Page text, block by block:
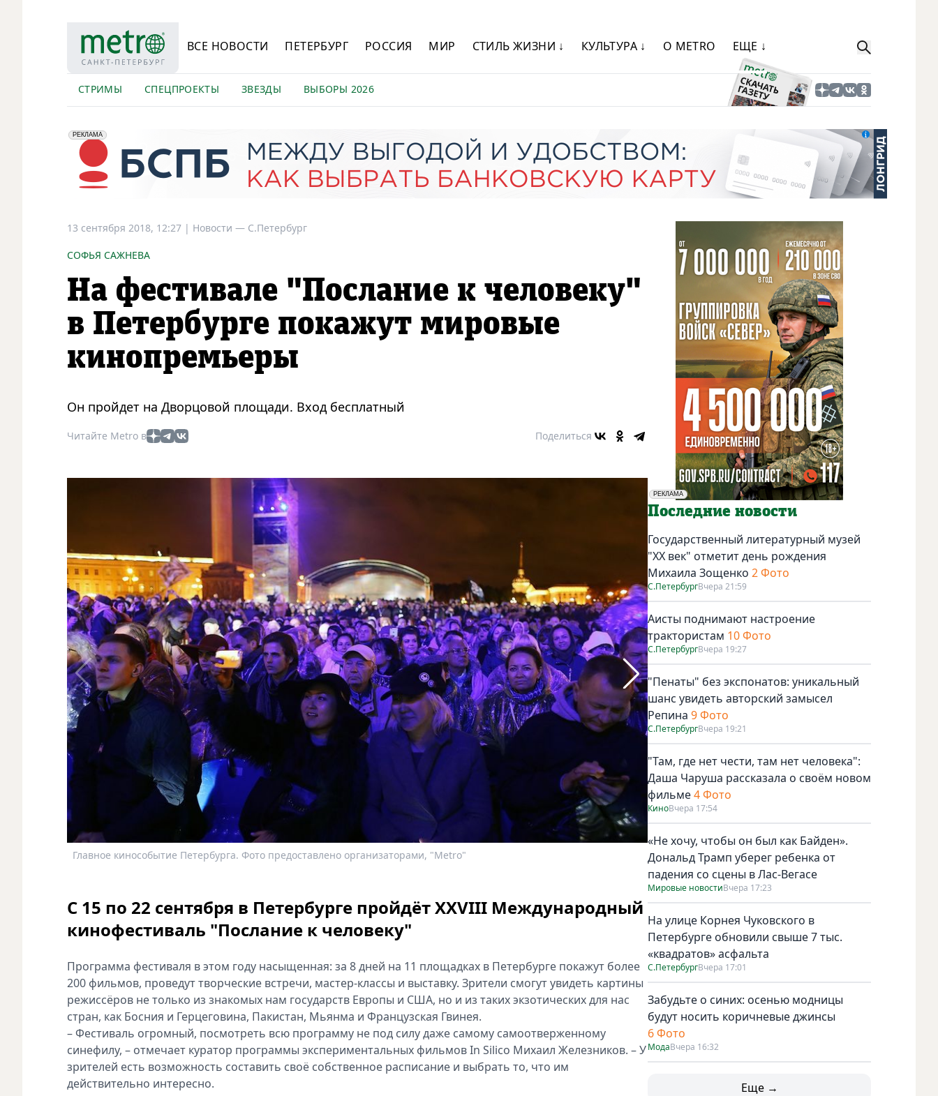
ВСЕ НОВОСТИ ПЕТЕРБУРГ РОССИЯ МИР СТИЛЬ ЖИЗНИ ↓ КУЛЬТУРА ↓ О METRO ЕЩЕ ↓
СТРИМЫ СПЕЦПРОЕКТЫ ЗВЕЗДЫ ВЫБОРЫ 2026
erid: 2VfnxyFybV5
РЕКЛАМА
ПАО "Банк "Санкт-Петербург", ИНН: 7831000027
13 сентября 2018, 12:27 | Новости — С.Петербург
СОФЬЯ САЖНЕВА
На фестивале "Послание к человеку"
в Петербурге покажут мировые
кинопремьеры
Он пройдет на Дворцовой площади. Вход бесплатный
Читайте Metro в Поделиться
Главное кинособытие Петербурга. Фото предоставлено организаторами, "Metro" Главное кинособытие Петербурга. Фото предоставлено
С 15 по 22 сентября в Петербурге пройдёт XXVIII Международный
кинофестиваль "Послание к человеку"
Программа фестиваля в этом году насыщенная: за 8 дней на 11 площадках в Петербурге покажут более
200 фильмов, проведут творческие встречи, мастер-классы и выставку. Зрители смогут увидеть картины
режиссёров не только из знакомых нам государств Европы и США, но и из таких экзотических для нас
стран, как Босния и Герцеговина, Пакистан, Мьянма и Французская Гвинея.
– Фестиваль огромный, посмотреть всю программу не под силу даже самому самоотверженному
синефилу, – отмечает куратор программы экспериментальных фильмов In Silico Михаил Железников. – У
зрителей есть возможность составить своё собственное расписание и выбрать то, что им
действительно интересно.
РЕКЛАМА
Социальная реклама
Последние новости
Государственный литературный музей
"ХХ век" отметит день рождения
Михаила Зощенко 2 Фото
С.ПетербургВчера 21:59
Аисты поднимают настроение
трактористам 10 Фото
С.ПетербургВчера 19:27
"Пенаты" без экспонатов: уникальный
шанс увидеть авторский замысел
Репина 9 Фото
С.ПетербургВчера 19:21
"Там, где нет чести, там нет человека":
Даша Чаруша рассказала о своём новом
фильме4 Фото
КиноВчера 17:54
«Не хочу, чтобы он был как Байден».
Дональд Трамп уберег ребенка от
падения со сцены в Лас-Вегасе
Мировые новостиВчера 17:23
На улице Корнея Чуковского в
Петербурге обновили свыше 7 тыс.
«квадратов» асфальта
С.ПетербургВчера 17:01
Забудьте о синих: осенью модницы
будут носить коричневые джинсы
6 Фото
МодаВчера 16:32
Еще →